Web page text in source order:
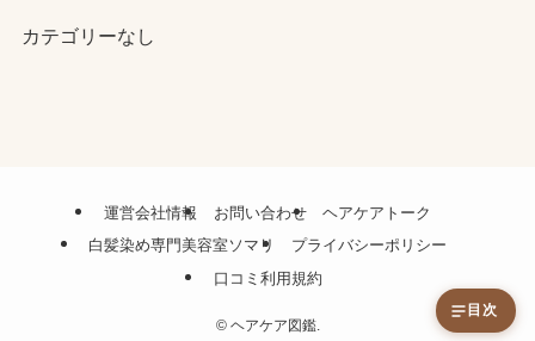
カテゴリーなし
運営会社情報 お問い合わせ
ヘアケアトーク
白髪染め専門美容室ソマリ
プライバシーポリシー
口コミ利用規約
©ヘアケア図鑑.
目次